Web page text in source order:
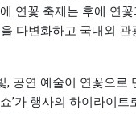
연꽃 축제는 후에 연
다변화하고 국내외 관
공연 예술이 연꽃으로
’가 행사의 하이라이